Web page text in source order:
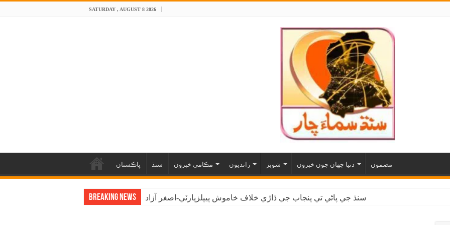
SATURDAY , AUGUST 8 2026
پاڪستان سنڌ مڪامي خبرون رانديون شوبز دنيا جهان جون خبرون مضمون
Breaking News سنڌ جي پاڻي تي پنجاب جي ڌاڙي خلاف خاموش پيپلزپارٽي-اصغر آزاد